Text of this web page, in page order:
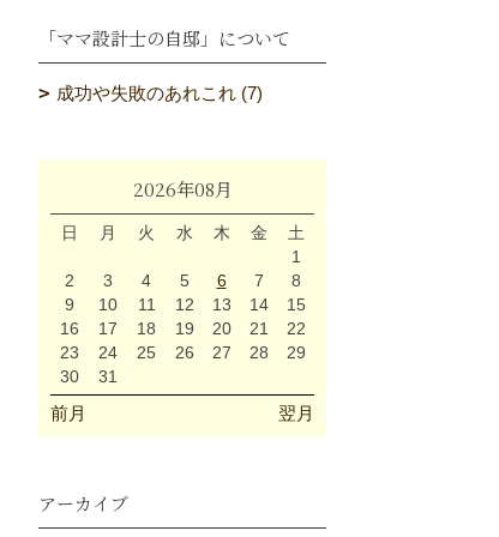
「ママ設計士の自邸」について
成功や失敗のあれこれ (7)
2026年08月
日 月 火 水 木 金
土
1
2
3 4 5 6 7
8
9
10 11 12 13 14
15
16
17 18 19 20 21
22
23
24 25 26 27 28
29
30
31
前月 翌月
アーカイブ